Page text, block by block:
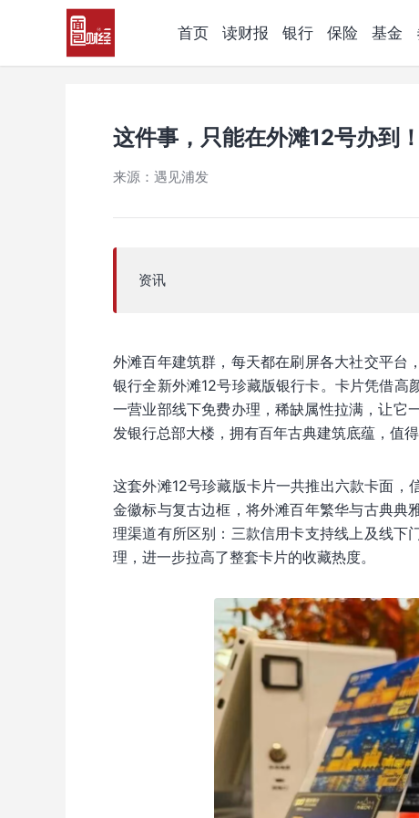
首页 读财报 银行 保险 基金
这件事，只能在外滩12号办到！
来源：遇见浦发
资讯
外滩百年建筑群，每天都在刷屏各大社交平台
银行全新外滩12号珍藏版银行卡。卡片凭借
一营业部线下免费办理，稀缺属性拉满，让
发银行总部大楼，拥有百年古典建筑底蕴，值
这套外滩12号珍藏版卡片一共推出六款卡面
金徽标与复古边框，将外滩百年繁华与古典典
理渠道有所区别：三款信用卡支持线上及线下
理，进一步拉高了整套卡片的收藏热度。